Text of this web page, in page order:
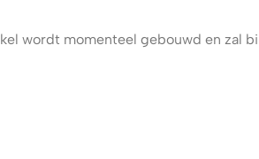
wordt momenteel gebouwd en zal